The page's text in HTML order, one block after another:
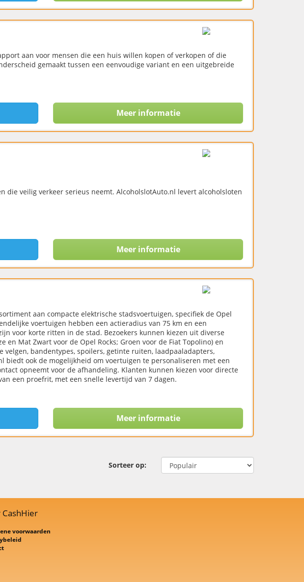
aan voor mensen die een huis willen kopen of verkopen of die
gemaakt tussen een eenvoudige variant en een uitgebreide
Meer informatie
die veilig verkeer serieus neemt. AlcoholslotAuto.nl levert alcoholsloten
Meer informatie
aan compacte elektrische stadsvoertuigen, specifiek de Opel
voertuigen hebben een actieradius van 75 km en een
voor korte ritten in de stad. Bezoekers kunnen kiezen uit diverse
en Mat Zwart voor de Opel Rocks; Groen voor de Fiat Topolino) en
velgen, bandentypes, spoilers, getinte ruiten, laadpaaladapters,
biedt ook de mogelijkheid om voertuigen te personaliseren met een
opneemt voor de afhandeling. Klanten kunnen kiezen voor directe
een proefrit, met een snelle levertijd van 7 dagen.
Meer informatie
Sorteer op:
CashHier
voorwaarden